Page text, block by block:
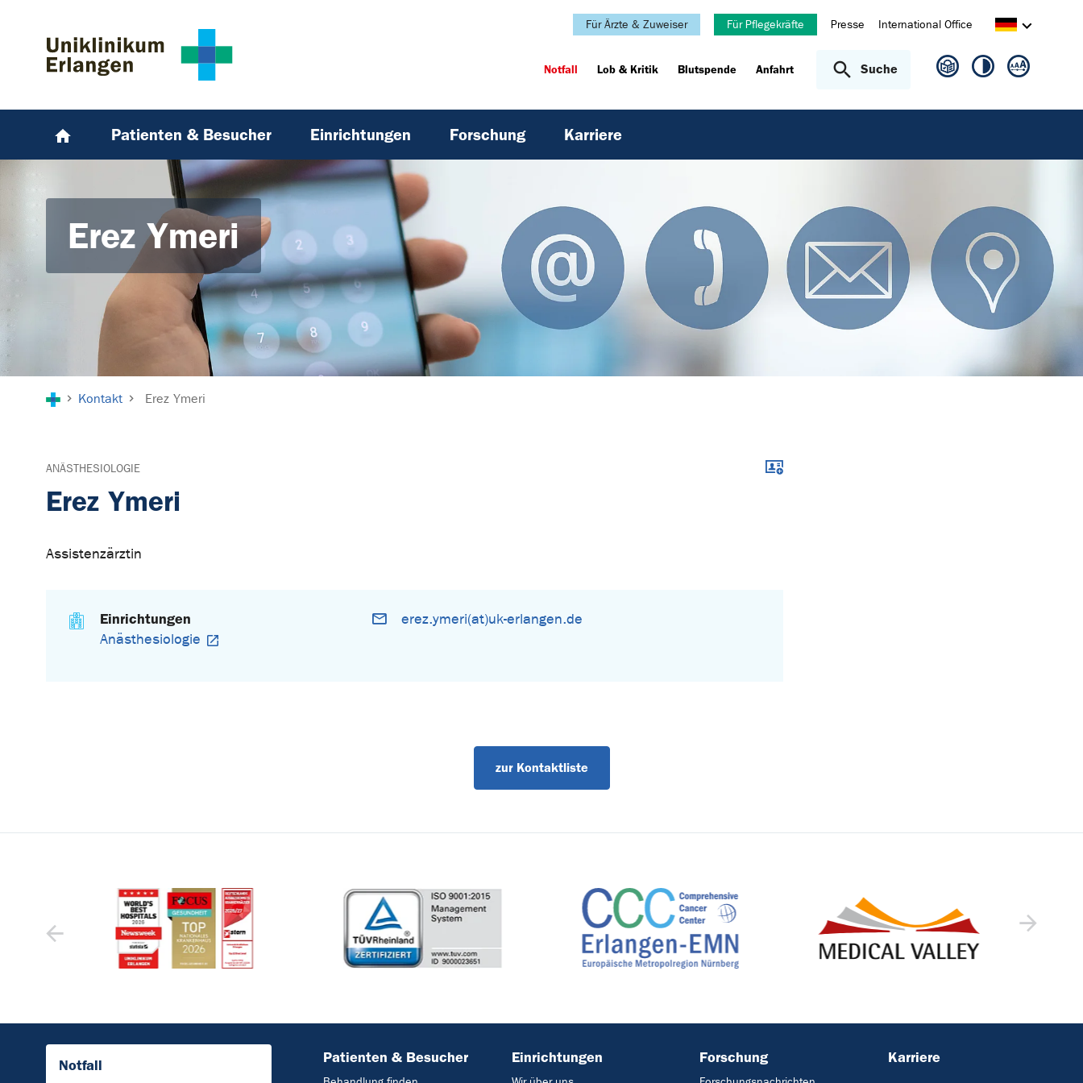
Für Ärzte & Zuweiser Für Pflegekräfte Presse International Office
Notfall Lob & Kritik Blutspende Anfahrt Suche
Patienten & Besucher Einrichtungen Forschung Karriere
Erez Ymeri
Kontakt Erez Ymeri
ANÄSTHESIOLOGIE
Erez Ymeri
Assistenzärztin
Download im .vcf-Format
Einrichtungen
Anästhesiologie
erez.ymeri(at)uk-erlangen.de
zur Kontaktliste
Notfall Patienten & Besucher Einrichtungen Forschung Karriere